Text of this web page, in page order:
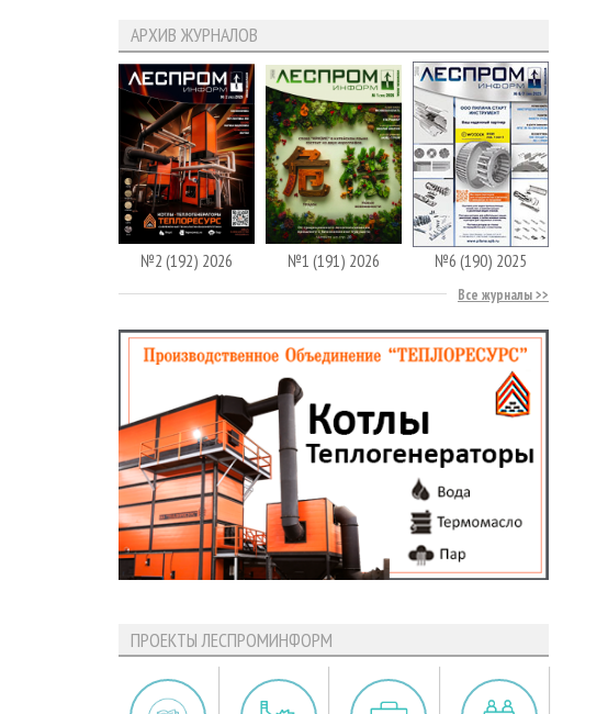
АРХИВ ЖУРНАЛОВ
№2 (192) 2026 №1 (191) 2026 №6 (190) 2025
Все журналы
ПРОЕКТЫ ЛЕСПРОМИНФОРМ